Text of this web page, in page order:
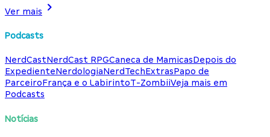
Ver mais
Podcasts
NerdCastNerdCast RPGCaneca de MamicasDepois do
ExpedienteNerdologiaNerdTechExtrasPapo de
ParceiroFrança e o LabirintoT-ZombiiVeja mais em
Podcasts
Notícias